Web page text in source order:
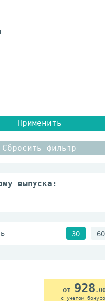
Применить
Сбросить фильтр
выпуска:
30 60
928 .00
с учетом